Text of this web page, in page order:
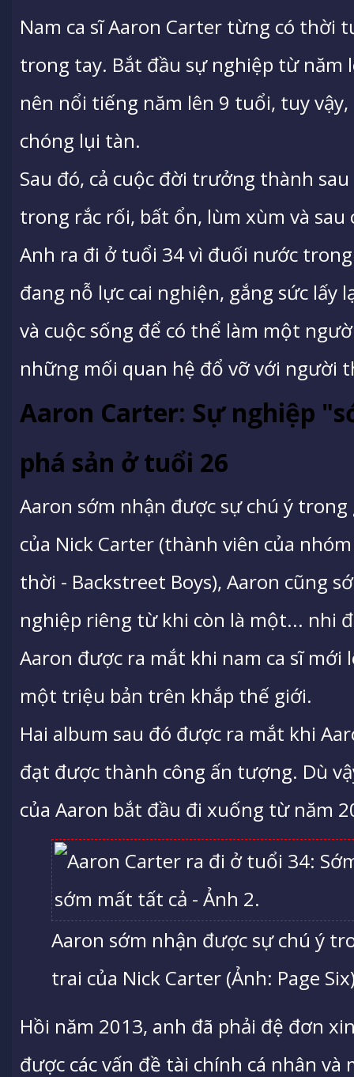
Nam ca sĩ Aaron Carter từng có thời
trong tay. Bắt đầu sự nghiệp từ năm
nên nổi tiếng năm lên 9 tuổi, tuy
chóng lụi tàn.
Sau đó, cả cuộc đời trưởng thành
trong rắc rối, bất ổn, lùm xùm và
Anh ra đi ở tuổi 34 vì đuối nước
đang nỗ lực cai nghiện, gắng sức lấy
và cuộc sống để có thể làm một
những mối quan hệ đổ vỡ với người
Aaron Carter: Sự nghiệp
phá sản ở tuổi 26
Aaron sớm nhận được sự chú ý
của Nick Carter (thành viên của
thời - Backstreet Boys), Aaron cũng
nghiệp riêng từ khi còn là một... nhi
Aaron được ra mắt khi nam ca sĩ
một triệu bản trên khắp thế giới.
Hai album sau đó được ra mắt khi
đạt được thành công ấn tượng. Dù
của Aaron bắt đầu đi xuống từ năm
Aaron sớm nhận được sự chú ý
trai của Nick Carter (Ảnh: Page
Hồi năm 2013, anh đã phải đệ đơn
được các vấn đề tài chính cá nhân